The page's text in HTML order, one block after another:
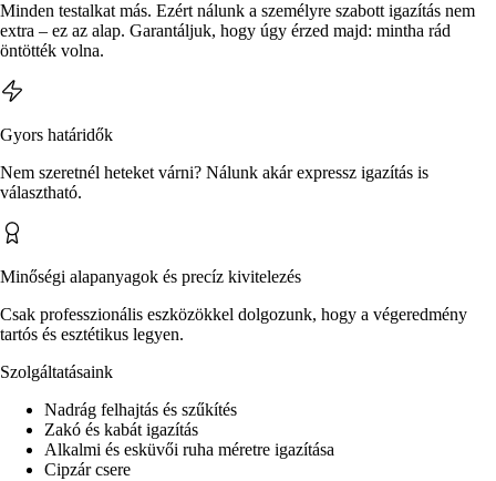
Minden testalkat más. Ezért nálunk a személyre szabott igazítás nem
extra – ez az alap. Garantáljuk, hogy úgy érzed majd: mintha rád
öntötték volna.
Gyors határidők
Nem szeretnél heteket várni? Nálunk akár expressz igazítás is
választható.
Minőségi alapanyagok és precíz kivitelezés
Csak professzionális eszközökkel dolgozunk, hogy a végeredmény
tartós és esztétikus legyen.
Szolgáltatásaink
Nadrág felhajtás és szűkítés
Zakó és kabát igazítás
Alkalmi és esküvői ruha méretre igazítása
Cipzár csere